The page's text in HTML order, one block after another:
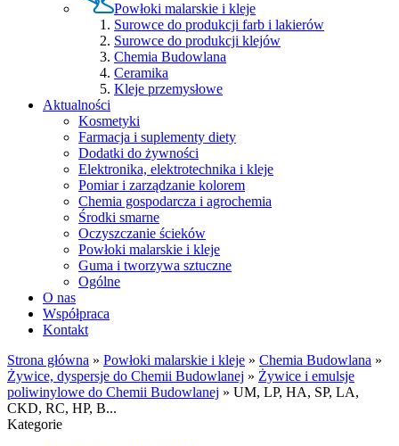
Powłoki malarskie i kleje
Surowce do produkcji farb i lakierów
Surowce do produkcji klejów
Chemia Budowlana
Ceramika
Kleje przemysłowe
Aktualności
Kosmetyki
Farmacja i suplementy diety
Dodatki do żywności
Elektronika, elektrotechnika i kleje
Pomiar i zarządzanie kolorem
Chemia gospodarcza i agrochemia
Środki smarne
Oczyszczanie ścieków
Powłoki malarskie i kleje
Guma i tworzywa sztuczne
Ogólne
O nas
Współpraca
Kontakt
Strona główna » Powłoki malarskie i kleje » Chemia Budowlana »
Żywice, dyspersje do Chemii Budowlanej » Żywice i emulsje
poliwinylowe do Chemii Budowlanej » UM, LP, HA, SP, LA,
CKD, RC, HP, B...
Kategorie